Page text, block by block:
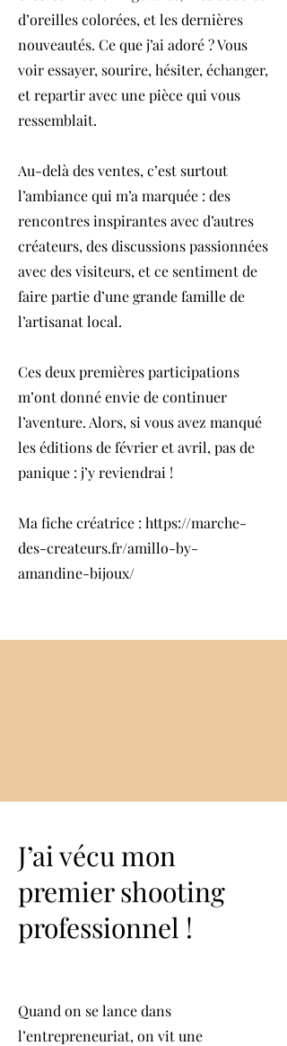
d’oreilles colorées, et les dernières
nouveautés. Ce que j’ai adoré ? Vous
voir essayer, sourire, hésiter, échanger,
et repartir avec une pièce qui vous
ressemblait.
Au-delà des ventes, c’est surtout
l’ambiance qui m’a marquée : des
rencontres inspirantes avec d’autres
créateurs, des discussions passionnées
avec des visiteurs, et ce sentiment de
faire partie d’une grande famille de
l’artisanat local.
Ces deux premières participations
m’ont donné envie de continuer
l’aventure. Alors, si vous avez manqué
les éditions de février et avril, pas de
panique : j’y reviendrai !
Ma fiche créatrice : https://marche-
des-createurs.fr/amillo-by-
amandine-bijoux/
J’ai vécu mon
premier shooting
professionnel !
Quand on se lance dans
l’entrepreneuriat, on vit une